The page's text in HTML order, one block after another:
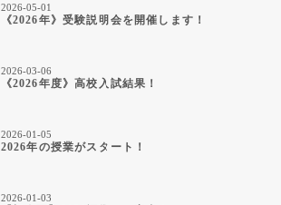
《2026年》受験説明会を開催します！
2026-05-01
《2026年度》高校入試結果！
2026-03-06
2026年の授業がスタート！
2026-01-05
2026-01-03